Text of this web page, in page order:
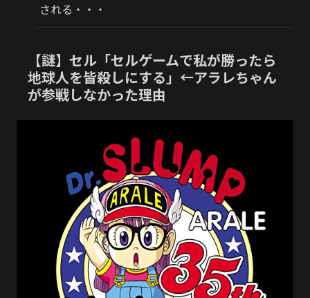
される・・・
【謎】セル「セルゲームで私が勝ったら
地球人を皆殺しにする」←アラレちゃん
が参戦しなかった理由